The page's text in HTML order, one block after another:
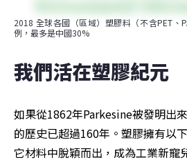
2018 全球各國（區域）塑膠料（不含PET、
例，最多是中國30%
我們活在塑膠紀元
如果從1862年Parkesine被發明出
的歷史已超過160年。塑膠擁有以
它材料中脫穎而出，成為工業新寵